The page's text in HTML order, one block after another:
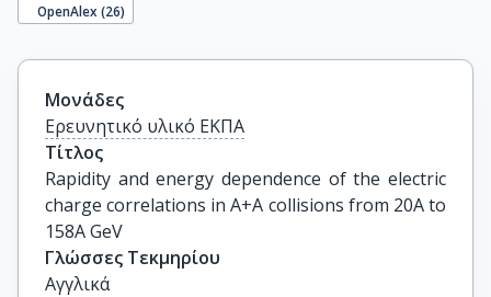
OpenAlex (26)
Μονάδες
Ερευνητικό υλικό ΕΚΠΑ
Τίτλος
Rapidity and energy dependence of the electric
charge correlations in A+A collisions from 20A to
158A GeV
Γλώσσες Τεκμηρίου
Αγγλικά